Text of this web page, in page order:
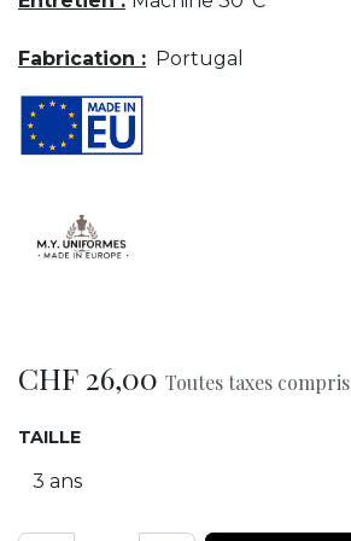
Fabrication : Portugal
CHF 26,00 Toutes taxes
TAILLE